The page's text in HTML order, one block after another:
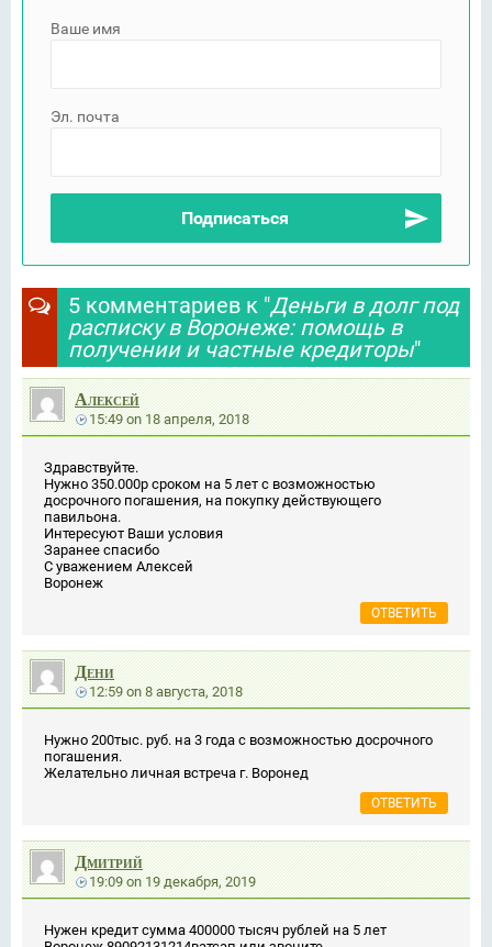
Ваше имя
Эл. почта
5 комментариев к "Деньги в долг под
расписку в Воронеже: помощь в
получении и частные кредиторы"
Алексей
15:49on18 апреля, 2018
Здравствуйте.
Нужно 350.000р сроком на 5 лет с возможностью
досрочного погашения, на покупку действующего
павильона.
Интересуют Ваши условия
Заранее спасибо
С уважением Алексей
Воронеж
ОТВЕТИТЬ
Дени
12:59on8 августа, 2018
Нужно 200тыс. руб. на 3 года с возможностью досрочного
погашения.
Желательно личная встреча г. Воронед
ОТВЕТИТЬ
Дмитрий
19:09on19 декабря, 2019
Нужен кредит сумма 400000 тысяч рублей на 5 лет